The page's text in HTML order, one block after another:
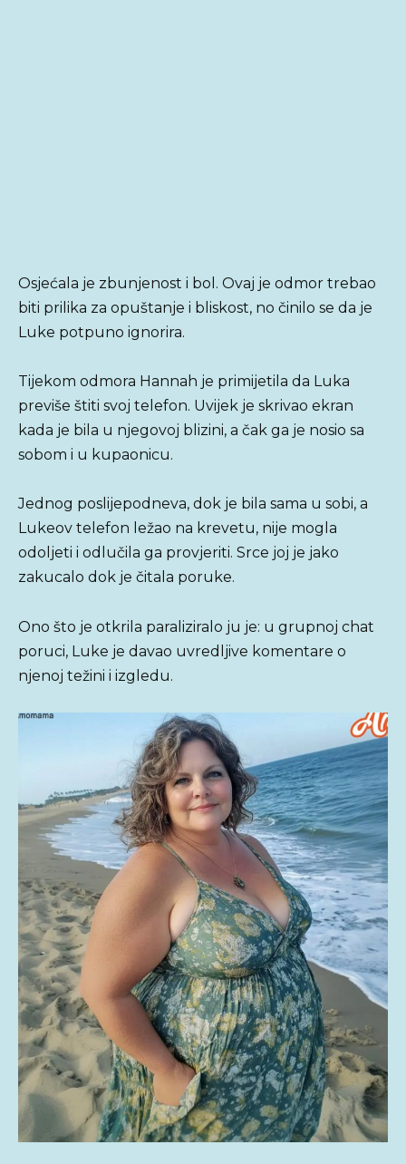
Osjećala je zbunjenost i bol. Ovaj je odmor trebao
biti prilika za opuštanje i bliskost, no činilo se da je
Luke potpuno ignorira.
Tijekom odmora Hannah je primijetila da Luka
previše štiti svoj telefon. Uvijek je skrivao ekran
kada je bila u njegovoj blizini, a čak ga je nosio sa
sobom i u kupaonicu.
Jednog poslijepodneva, dok je bila sama u sobi, a
Lukeov telefon ležao na krevetu, nije mogla
odoljeti i odlučila ga provjeriti. Srce joj je jako
zakucalo dok je čitala poruke.
Ono što je otkrila paraliziralo ju je: u grupnoj chat
poruci, Luke je davao uvredljive komentare o
njenoj težini i izgledu.